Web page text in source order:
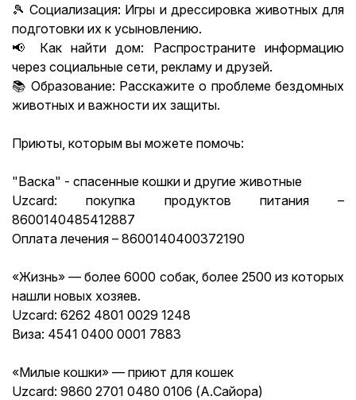
🎾 Социализация: Игры и дрессировка животных для
подготовки их к усыновлению.
📢 Как найти дом: Распространите информацию
через социальные сети, рекламу и друзей.
📚 Образование: Расскажите о проблеме бездомных
животных и важности их защиты.
Приюты, которым вы можете помочь:
"Васка" - спасенные кошки и другие животные
Uzcard: покупка продуктов питания –
8600140485412887
Оплата лечения – 8600140400372190
«Жизнь» — более 6000 собак, более 2500 из которых
нашли новых хозяев.
Uzcard: 6262 4801 0029 1248
Виза: 4541 0400 0001 7883
«Милые кошки» — приют для кошек
Uzcard: 9860 2701 0480 0106 (А.Сайора)